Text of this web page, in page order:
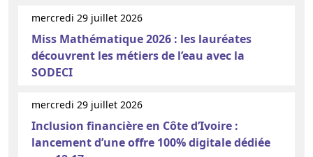
mercredi 29 juillet 2026
Miss Mathématique 2026 : les lauréates
découvrent les métiers de l’eau avec la
SODECI
mercredi 29 juillet 2026
Inclusion financière en Côte d’Ivoire :
lancement d’une offre 100% digitale dédiée